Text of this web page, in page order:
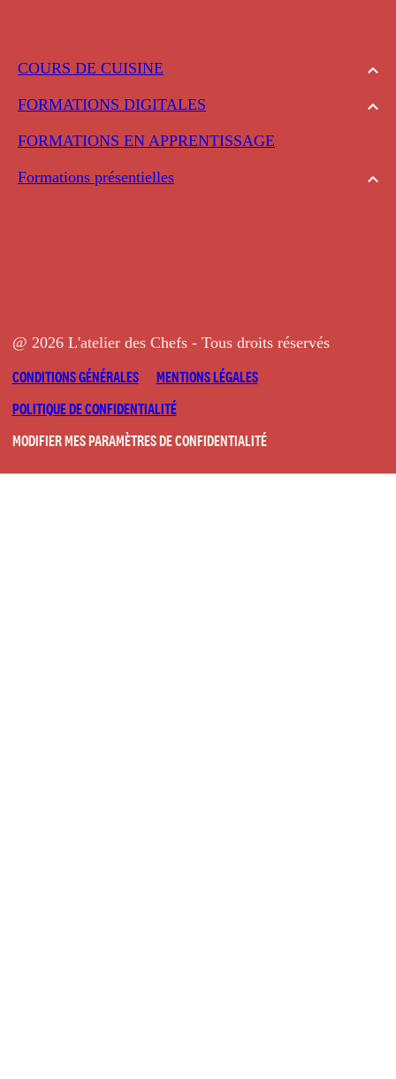
COURS DE CUISINE
FORMATIONS DIGITALES
FORMATIONS EN APPRENTISSAGE
Formations présentielles
@ 2026 L'atelier des Chefs - Tous droits réservés
CONDITIONS GÉNÉRALES
MENTIONS LÉGALES
POLITIQUE DE CONFIDENTIALITÉ
MODIFIER MES PARAMÈTRES DE CONFIDENTIALITÉ